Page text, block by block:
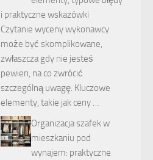
i praktyczne wskazówki
Czytanie wyceny wykonawcy
może być skomplikowane,
zwłaszcza gdy nie jesteś
pewien, na co zwrócić
szczególną uwagę. Kluczowe
elementy, takie jak ceny …
Organizacja szafek w
mieszkaniu pod
wynajem: praktyczne